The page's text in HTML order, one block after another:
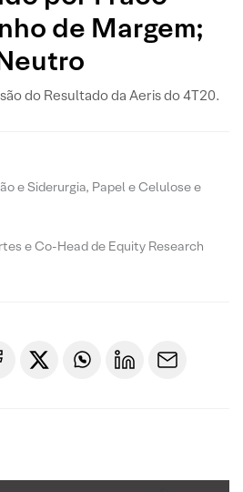
de Margem;
do Resultado da Aeris do 4T20.
e Siderurgia, Papel e Celulose e
e Co-Head de Equity Research